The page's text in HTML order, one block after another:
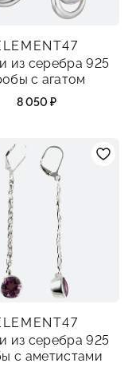
из серебра 925
с агатом
8 050 ₽
из серебра 925
с аметистами